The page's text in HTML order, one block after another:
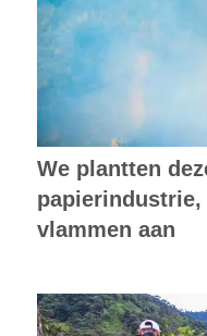
We plantten
papierindustrie,
vlammen aan